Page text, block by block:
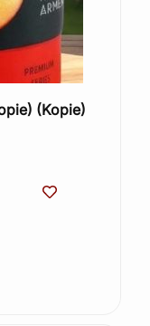
(Kopie)